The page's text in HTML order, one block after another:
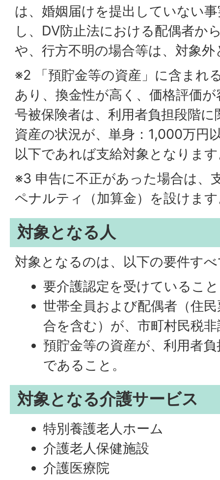
は、婚姻届けを提出していない
し、DV防止法における配偶者か
や、行方不明の場合等は、対象
※2 「預貯金等の資産」に含まれ
あり、換金性が高く、価格評価
号被保険者は、利用者負担段階
資産の状況が、単身：1,000万円
以下であれば支給対象となりま
※3 申告に不正があった場合は、
ペナルティ（加算金）を設けま
対象となる人
対象となるのは、以下の要件す
要介護認定を受けているこ
世帯全員および配偶者（住
合を含む）が、市町村民税
預貯金等の資産が、利用者
であること。
対象となる介護サービス
特別養護老人ホーム
介護老人保健施設
介護医療院